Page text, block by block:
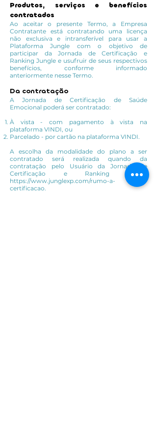
​​Produtos, serviços e benefícios
contratados
Ao aceitar o presente Termo, a Empresa
Contratante está contratando uma licença
não exclusiva e intransferível para usar a
Plataforma Jungle com o objetivo de
participar da Jornada de Certificação e
Ranking Jungle e usufruir de seus respectivos
benefícios, conforme informado
anteriormente nesse Termo.
Da contratação
A Jornada de Certificação de Saúde
Emocional poderá ser contratado:
À vista - com pagamento à vista na
plataforma VINDI, ou
Parcelado - por cartão na plataforma VINDI.
A escolha da modalidade do plano a ser
contratado será realizada quando da
contratação pelo Usuário da Jornada de
Certificação e Ranking Jungle
https://www.junglexp.com/rumo-a-
certificacao.